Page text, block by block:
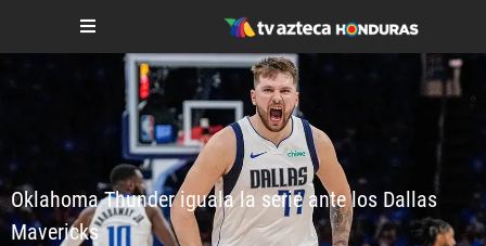
Oklahoma Thunder iguala la serie ante los Dallas
Mavericks